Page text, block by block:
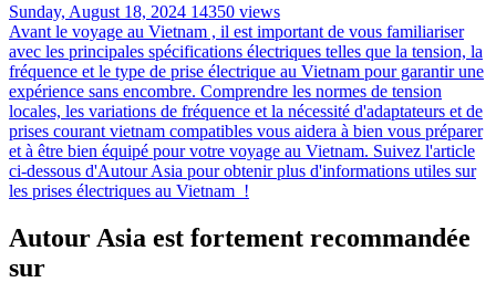
Sunday, August 18, 2024 14350 views
Avant le voyage au Vietnam , il est important de vous familiariser
avec les principales spécifications électriques telles que la tension, la
fréquence et le type de prise électrique au Vietnam pour garantir une
expérience sans encombre. Comprendre les normes de tension
locales, les variations de fréquence et la nécessité d'adaptateurs et de
prises courant vietnam compatibles vous aidera à bien vous préparer
et à être bien équipé pour votre voyage au Vietnam. Suivez l'article
ci-dessous d'Autour Asia pour obtenir plus d'informations utiles sur
les prises électriques au Vietnam !
Autour Asia est fortement recommandée
sur